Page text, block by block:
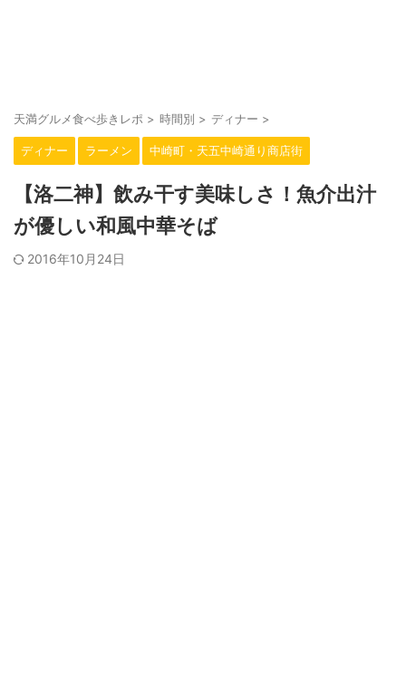
天満グルメ食べ歩きレポ > 時間別 > ディナー >
ディナー ラーメン 中崎町・天五中崎通り商店街
【洛二神】飲み干す美味しさ！魚介出汁
が優しい和風中華そば
2016年10月24日